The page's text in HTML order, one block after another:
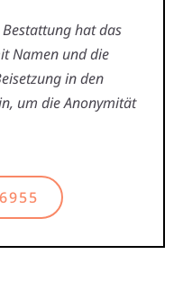
hat das
Namen und die
in den
um die Anonymität